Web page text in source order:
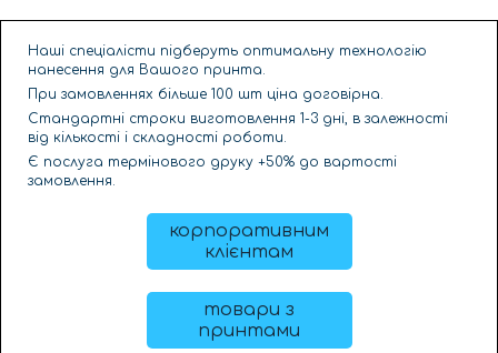
Наші спеціалісти підберуть оптимальну технологію
нанесення для Вашого принта.
При замовленнях більше 100 шт ціна договірна.
Стандартні строки виготовлення 1-3 дні, в залежності
від кількості і складності роботи.
Є послуга термінового друку +50% до вартості
замовлення.
корпоративним
клієнтам
товари з
принтами